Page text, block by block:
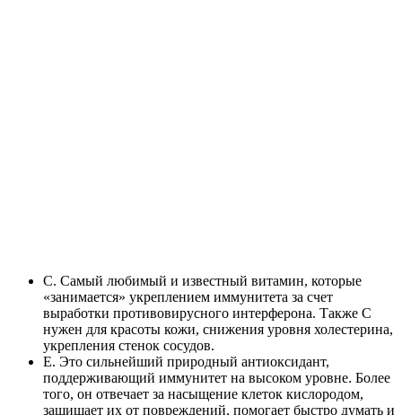
C. Самый любимый и известный витамин, которые
«занимается» укреплением иммунитета за счет
выработки противовирусного интерферона. Также С
нужен для красоты кожи, снижения уровня холестерина,
укрепления стенок сосудов.
Е. Это сильнейший природный антиоксидант,
поддерживающий иммунитет на высоком уровне. Более
того, он отвечает за насыщение клеток кислородом,
защищает их от повреждений, помогает быстро думать и